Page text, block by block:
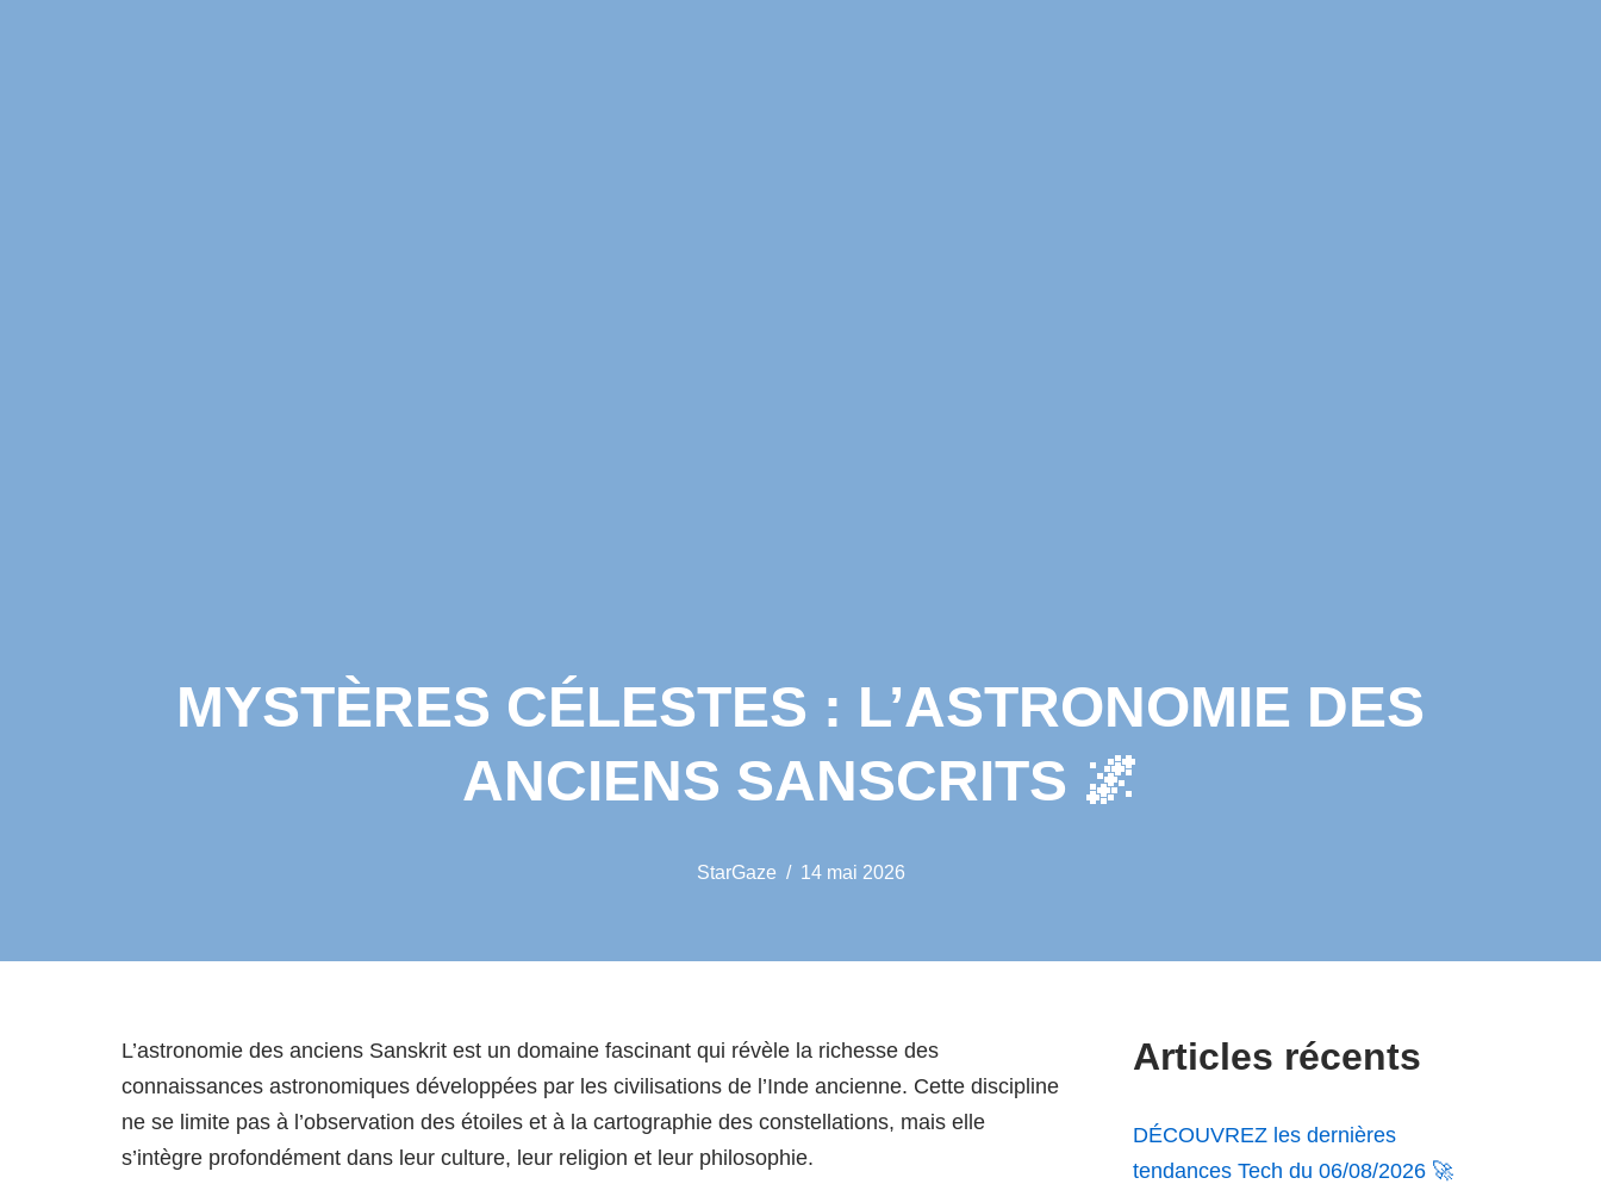
MYSTÈRES CÉLESTES : L’ASTRONOMIE DES
ANCIENS SANSCRITS 🌌
StarGaze 14 mai 2026
L’astronomie des anciens Sanskrit est un domaine fascinant qui révèle la richesse des
connaissances astronomiques développées par les civilisations de l’Inde ancienne. Cette discipline
ne se limite pas à l’observation des étoiles et à la cartographie des constellations, mais elle
s’intègre profondément dans leur culture, leur religion et leur philosophie.
Articles récents
DÉCOUVREZ les dernières
tendances Tech du 06/08/2026 🚀